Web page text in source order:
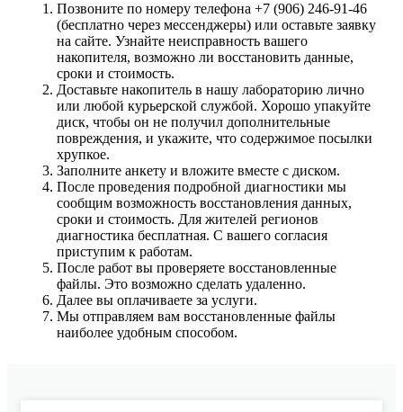
Позвоните по номеру телефона +7 (906) 246-91-46
(бесплатно через мессенджеры) или оставьте заявку
на сайте. Узнайте неисправность вашего
накопителя, возможно ли восстановить данные,
сроки и стоимость.
Доставьте накопитель в нашу лабораторию лично
или любой курьерской службой. Хорошо упакуйте
диск, чтобы он не получил дополнительные
повреждения, и укажите, что содержимое посылки
хрупкое.
Заполните анкету и вложите вместе с диском.
После проведения подробной диагностики мы
сообщим возможность восстановления данных,
сроки и стоимость. Для жителей регионов
диагностика бесплатная. С вашего согласия
приступим к работам.
После работ вы проверяете восстановленные
файлы. Это возможно сделать удаленно.
Далее вы оплачиваете за услуги.
Мы отправляем вам восстановленные файлы
наиболее удобным способом.